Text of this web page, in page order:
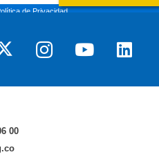
de Privacidad
00